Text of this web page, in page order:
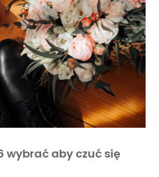
wybrać aby czuć się